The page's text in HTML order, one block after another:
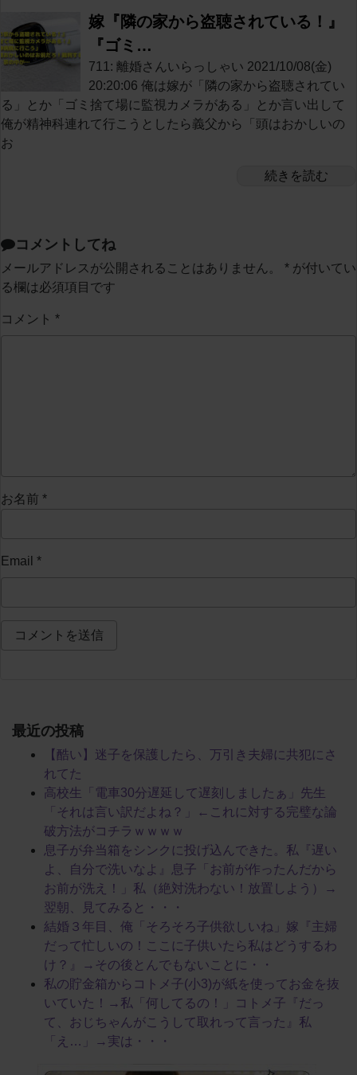
嫁『隣の家から盗聴されている！』
『ゴミ…
711: 離婚さんいらっしゃい 2021/10/08(金)
20:20:06 俺は嫁が「隣の家から盗聴されてい
る」とか「ゴミ捨て場に監視カメラがある」とか言い出して
俺が精神科連れて行こうとしたら義父から「頭はおかしいの
お
続きを読む
コメントしてね
メールアドレスが公開されることはありません。 * が付いてい
る欄は必須項目です
コメント *
お名前 *
Email *
最近の投稿
【酷い】迷子を保護したら、万引き夫婦に共犯にさ
れてた
高校生「電車30分遅延して遅刻しましたぁ」先生
「それは言い訳だよね？」←これに対する完璧な論
破方法がコチラｗｗｗｗ
息子が弁当箱をシンクに投げ込んできた。私『遅い
よ、自分で洗いなよ』息子「お前が作ったんだから
お前が洗え！」私（絶対洗わない！放置しよう）→
翌朝、見てみると・・・
結婚３年目、俺「そろそろ子供欲しいね」嫁『主婦
だって忙しいの！ここに子供いたら私はどうするわ
け？』→その後とんでもないことに・・
私の貯金箱からコトメ子(小3)が紙を使ってお金を抜
いていた！→私「何してるの！」コトメ子『だっ
て、おじちゃんがこうして取れって言った』私
「え…」→実は・・・